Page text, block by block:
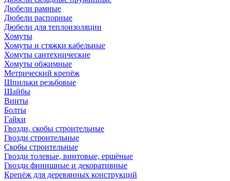
Дюбели рамные
Дюбели распорные
Дюбели для теплоизоляции
Хомуты
Хомуты и стяжки кабельные
Хомуты сантехнические
Хомуты обжимные
Метрический крепёж
Шпильки резьбовые
Шайбы
Винты
Болты
Гайки
Гвозди, скобы строительные
Гвозди строительные
Скобы строительные
Гвозди толевые, винтовые, ершёные
Гвозди финишные и декоративные
Крепёж для деревянных конструкций